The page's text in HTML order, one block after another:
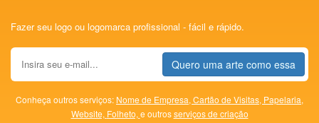
Fazer seu logo ou logomarca profissional - fácil e rápido.
Quero uma arte como essa
Conheça outros serviços: Nome de Empresa, Cartão de Visitas, Papelaria,
Website, Folheto, e outrosserviços de criação